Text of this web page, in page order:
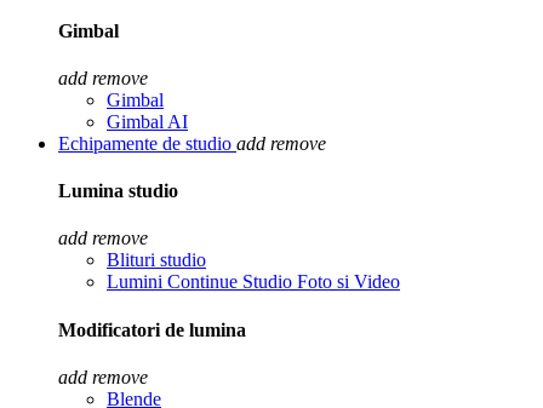
Gimbal
add remove
Gimbal
Gimbal AI
Echipamente de studio add remove
Lumina studio
add remove
Blituri studio
Lumini Continue Studio Foto si Video
Modificatori de lumina
add remove
Blende